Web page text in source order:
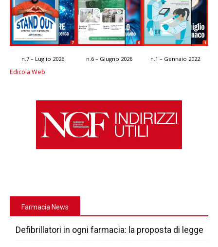
n.7 – Luglio 2026 n.6 – Giugno 2026 n.1 – Gennaio 2022
Edicola Web
Farmacia News
Defibrillatori in ogni farmacia: la proposta di legge